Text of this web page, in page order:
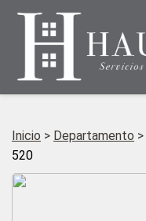
Inicio > Departamento >
520